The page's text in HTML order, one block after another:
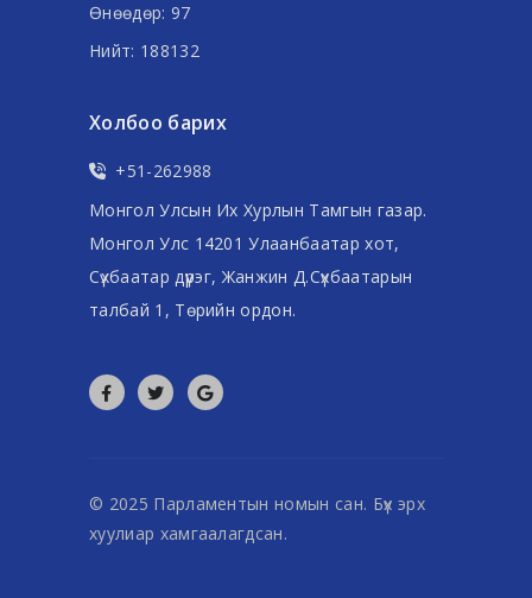
Өнөөдөр: 97
Нийт: 188132
Холбоо барих
+51-262988
Монгол Улсын Их Хурлын Тамгын газар.
Монгол Улс 14201 Улаанбаатар хот,
Сүхбаатар дүүрэг, Жанжин Д.Сүхбаатарын
талбай 1, Төрийн ордон.
© 2025 Парламентын номын сан. Бүх эрх
хуулиар хамгаалагдсан.